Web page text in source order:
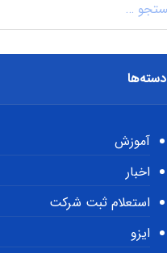
دسته‌ها
آموزش
اخبار
استعلام ثبت شرکت
ایزو